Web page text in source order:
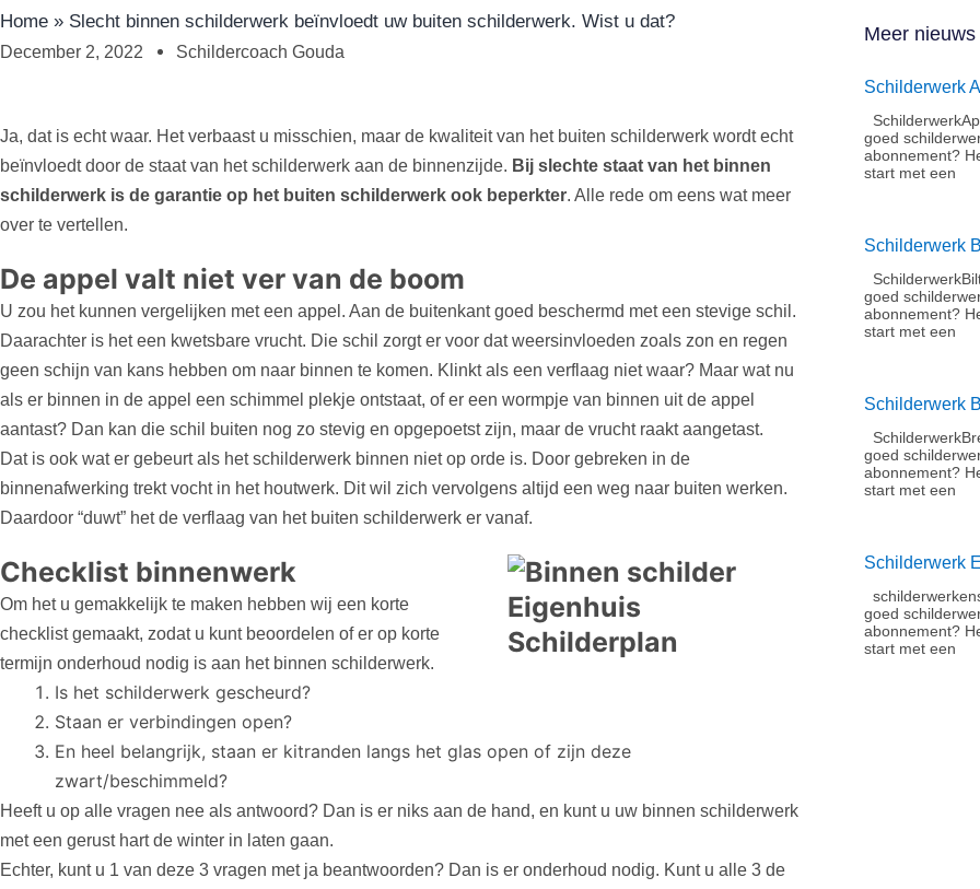
Home » Slecht binnen schilderwerk beïnvloedt uw buiten schilderwerk. Wist u dat?
December 2, 2022 Schildercoach Gouda
Ja, dat is echt waar. Het verbaast u misschien, maar de kwaliteit van het buiten schilderwerk wordt echt
beïnvloedt door de staat van het schilderwerk aan de binnenzijde. Bij slechte staat van het binnen
schilderwerk is de garantie op het buiten schilderwerk ook beperkter. Alle rede om eens wat meer
over te vertellen.
De appel valt niet ver van de boom
U zou het kunnen vergelijken met een appel. Aan de buitenkant goed beschermd met een stevige schil.
Daarachter is het een kwetsbare vrucht. Die schil zorgt er voor dat weersinvloeden zoals zon en regen
geen schijn van kans hebben om naar binnen te komen. Klinkt als een verflaag niet waar? Maar wat nu
als er binnen in de appel een schimmel plekje ontstaat, of er een wormpje van binnen uit de appel
aantast? Dan kan die schil buiten nog zo stevig en opgepoetst zijn, maar de vrucht raakt aangetast.
Dat is ook wat er gebeurt als het schilderwerk binnen niet op orde is. Door gebreken in de
binnenafwerking trekt vocht in het houtwerk. Dit wil zich vervolgens altijd een weg naar buiten werken.
Daardoor “duwt” het de verflaag van het buiten schilderwerk er vanaf.
Checklist binnenwerk
Om het u gemakkelijk te maken hebben wij een korte
checklist gemaakt, zodat u kunt beoordelen of er op korte
termijn onderhoud nodig is aan het binnen schilderwerk.
Is het schilderwerk gescheurd?
Staan er verbindingen open?
En heel belangrijk, staan er kitranden langs het glas open of zijn deze
zwart/beschimmeld?
Heeft u op alle vragen nee als antwoord? Dan is er niks aan de hand, en kunt u uw binnen schilderwerk
met een gerust hart de winter in laten gaan.
Echter, kunt u 1 van deze 3 vragen met ja beantwoorden? Dan is er onderhoud nodig. Kunt u alle 3 de
Meer nieuws
Schilderwerk
goed
abonnement?​
start met een
Schilderwerk
goed
abonnement?​
start met een
Schilderwerk
goed
abonnement?​
start met een
Schilderwerk
goed
abonnement?​
start met een